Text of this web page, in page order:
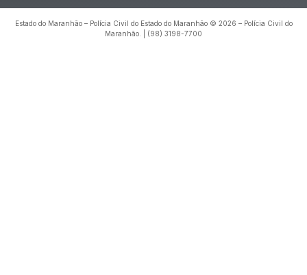
Estado do Maranhão – Polícia Civil do Estado do Maranhão © 2026 – Polícia Civil do
Maranhão. | (98) 3198-7700